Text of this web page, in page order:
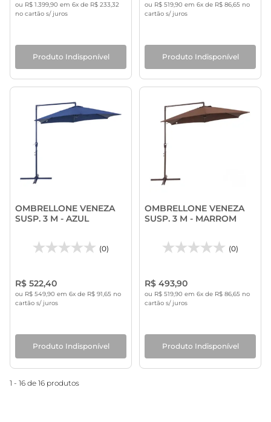
ou R$ 1.399,90 em 6x de R$ 233,32
no cartão s/ juros
Produto Indisponível
ou R$ 519,90 em 6x de R$ 86,65 no
cartão s/ juros
Produto Indisponível
OMBRELLONE VENEZA
SUSP. 3 M - AZUL
(0)
R$ 522,40
ou R$ 549,90 em 6x de R$ 91,65 no
cartão s/ juros
Produto Indisponível
OMBRELLONE VENEZA
SUSP. 3 M - MARROM
(0)
R$ 493,90
ou R$ 519,90 em 6x de R$ 86,65 no
cartão s/ juros
Produto Indisponível
1 - 16 de 16 produtos